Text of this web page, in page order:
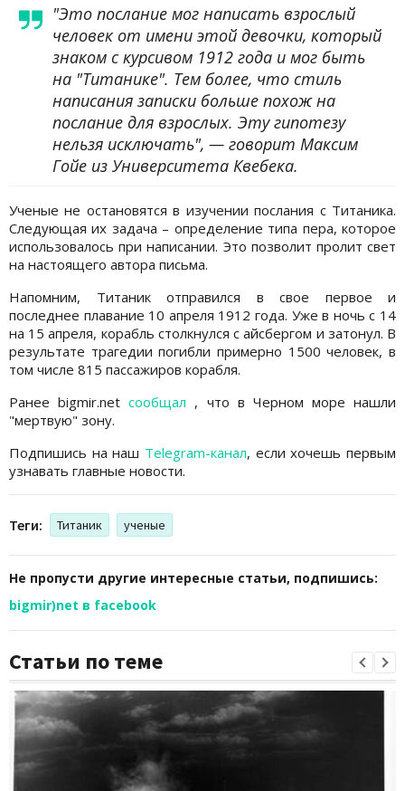
"Это послание мог написать взрослый
человек от имени этой девочки, который
знаком с курсивом 1912 года и мог быть
на "Титанике". Тем более, что стиль
написания записки больше похож на
послание для взрослых. Эту гипотезу
нельзя исключать", — говорит Максим
Гойе из Университета Квебека.
Ученые не остановятся в изучении послания с Титаника.
Следующая их задача – определение типа пера, которое
использовалось при написании. Это позволит пролит свет
на настоящего автора письма.
Напомним, Титаник отправился в свое первое и
последнее плавание 10 апреля 1912 года. Уже в ночь с 14
на 15 апреля, корабль столкнулся с айсбергом и затонул. В
результате трагедии погибли примерно 1500 человек, в
том числе 815 пассажиров корабля.
Ранее bigmir.netсообщал , что в Черном море нашли
"мертвую" зону.
Подпишись на наш Telegram-канал, если хочешь первым
узнавать главные новости.
Теги: Титаник ученые
Не пропусти другие интересные статьи, подпишись:
bigmir)net в facebook
Статьи по теме